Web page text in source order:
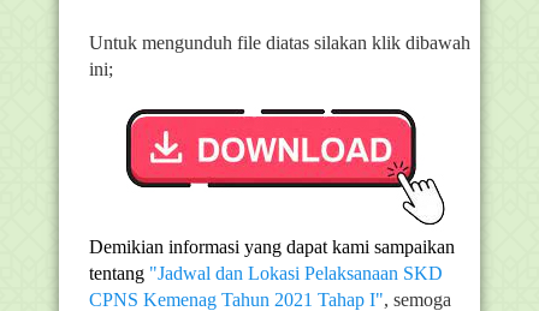
Untuk mengunduh file diatas silakan klik dibawah
ini;
Demikian informasi yang dapat kami sampaikan
tentang "Jadwal dan Lokasi Pelaksanaan SKD
CPNS Kemenag Tahun 2021 Tahap I", semoga